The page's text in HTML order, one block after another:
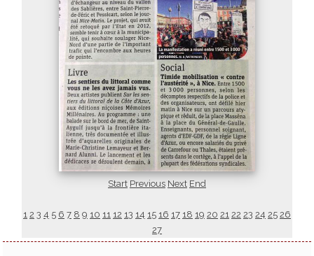
Start Previous Next End
1 2 3 4 5 6 7 8 9 10 11 12 13 14 15 16 17 18 19 20 21 22 23 24 25 26
27